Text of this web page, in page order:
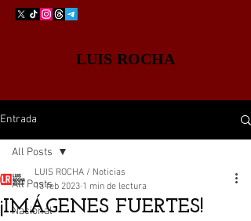
LUIS ROCHA
Entrada
All Posts
Nacional
All Posts
¡IMÁGENES FUERTES!
LUIS ROCHA / Noticias
13 feb 2023 1 min de lectura